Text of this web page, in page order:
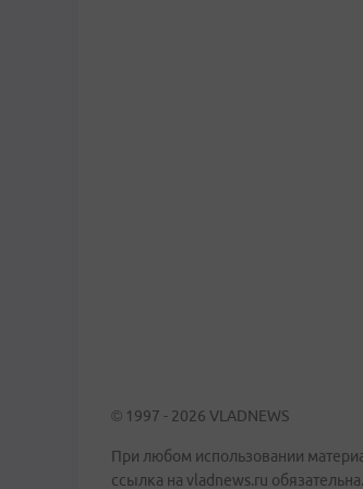
© 1997 - 2026 VLADNEWS
При любом использовании
ссылка на vladnews.ru обязательна.